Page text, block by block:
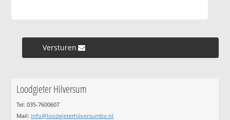
Versturen »
Loodgieter Hilversum
Tel: 035-7600607
Mail: info@loodgieterhilversumbv.nl